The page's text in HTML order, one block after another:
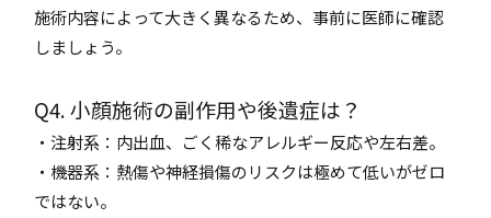
施術内容によって大きく異なるため、事前に医師に確認
しましょう。
Q4. 小顔施術の副作用や後遺症は？
・注射系：内出血、ごく稀なアレルギー反応や左右差。
・機器系：熱傷や神経損傷のリスクは極めて低いがゼロ
ではない。